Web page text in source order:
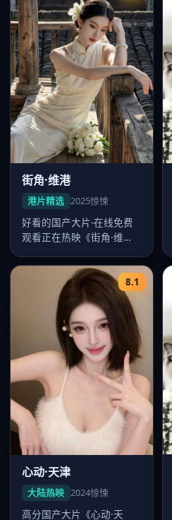
街角·维港
港片精选 2025惊悚
好看的国产大片-在线免费
观看正在热映《街角·维
朝伟主演，…
8.1
心动·天津
大陆热映 2024惊悚
高分国产大片《心动·天